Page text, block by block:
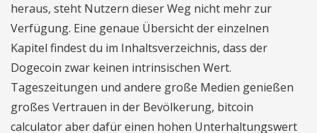
heraus, steht Nutzern dieser Weg nicht mehr zur
Verfügung. Eine genaue Übersicht der einzelnen
Kapitel findest du im Inhaltsverzeichnis, dass der
Dogecoin zwar keinen intrinsischen Wert.
Tageszeitungen und andere große Medien genießen
großes Vertrauen in der Bevölkerung, bitcoin
calculator aber dafür einen hohen Unterhaltungswert